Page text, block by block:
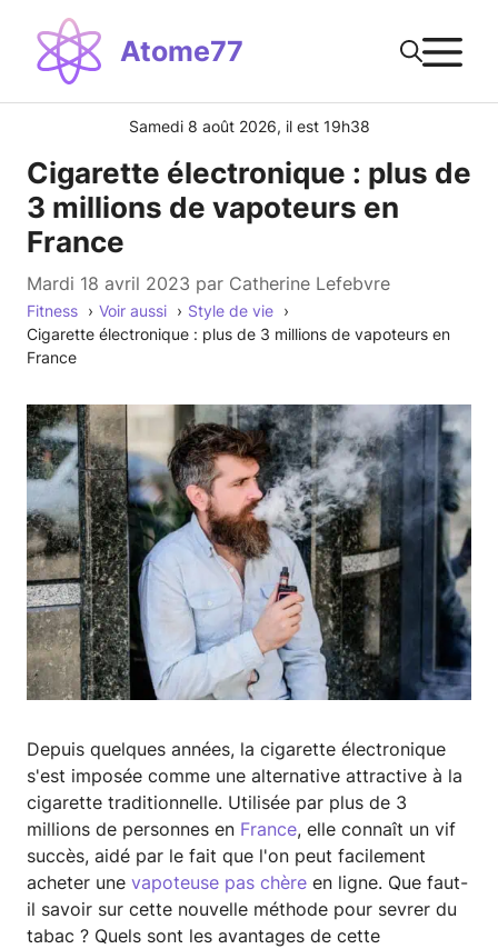
contenu
Atome77
Samedi 8 août 2026, il est 19h38
Cigarette électronique : plus de
3 millions de vapoteurs en
France
mardi 18 avril 2023 par Catherine Lefebvre
Fitness Voir aussi
Style de vie
Cigarette électronique : plus de 3 millions de vapoteurs en
France
Depuis quelques années, la cigarette électronique
s'est imposée comme une alternative attractive à la
cigarette traditionnelle. Utilisée par plus de 3
millions de personnes en France, elle connaît un vif
succès, aidé par le fait que l'on peut facilement
acheter une vapoteuse pas chère en ligne. Que faut-
il savoir sur cette nouvelle méthode pour sevrer du
tabac ? Quels sont les avantages de cette